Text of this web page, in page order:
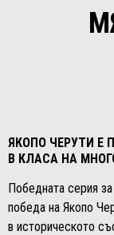
ЯКОПО ЧЕРУТИ Е
В КЛАСА НА
Победната серия
победа на Якопо
в историческото